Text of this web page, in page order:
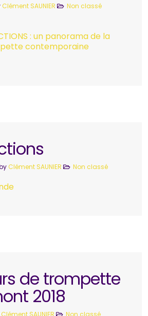
Clément SAUNIER Non classé
: un panorama de la
contemporaine
Clément SAUNIER Non classé
de trompette
2018
Clément SAUNIER Non classé